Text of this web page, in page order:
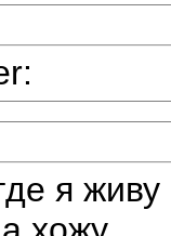
я живу